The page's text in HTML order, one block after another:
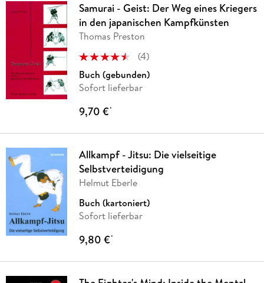
Samurai - Geist: Der Weg eines Kriegers
in den japanischen Kampfkünsten
Thomas Preston
(4)
Buch (gebunden)
Sofort lieferbar
9,70 €*
Allkampf - Jitsu: Die vielseitige
Selbstverteidigung
Helmut Eberle
Buch (kartoniert)
Sofort lieferbar
9,80 €*